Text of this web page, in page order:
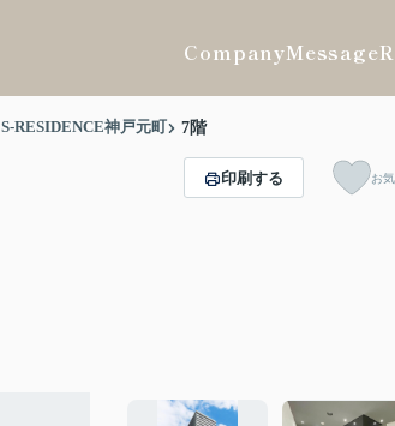
CompanyMessage
S-RESIDENCE神戸元町 7階
印刷する お